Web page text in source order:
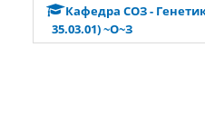
Кафедра СОЗ -
35.03.01) ~О~З